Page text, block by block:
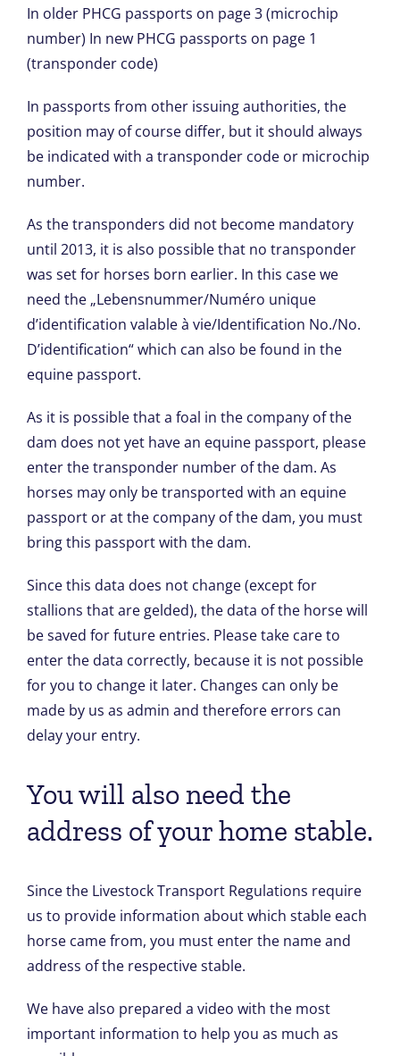
In older PHCG passports on page 3 (microchip
number) In new PHCG passports on page 1
(transponder code)
In passports from other issuing authorities, the
position may of course differ, but it should always
be indicated with a transponder code or microchip
number.
As the transponders did not become mandatory
until 2013, it is also possible that no transponder
was set for horses born earlier. In this case we
need the „Lebensnummer/Numéro unique
d’identification valable à vie/Identification No./No.
D’identification“ which can also be found in the
equine passport.
As it is possible that a foal in the company of the
dam does not yet have an equine passport, please
enter the transponder number of the dam. As
horses may only be transported with an equine
passport or at the company of the dam, you must
bring this passport with the dam.
Since this data does not change (except for
stallions that are gelded), the data of the horse will
be saved for future entries. Please take care to
enter the data correctly, because it is not possible
for you to change it later. Changes can only be
made by us as admin and therefore errors can
delay your entry.
You will also need the
address of your home stable.
Since the Livestock Transport Regulations require
us to provide information about which stable each
horse came from, you must enter the name and
address of the respective stable.
We have also prepared a video with the most
important information to help you as much as